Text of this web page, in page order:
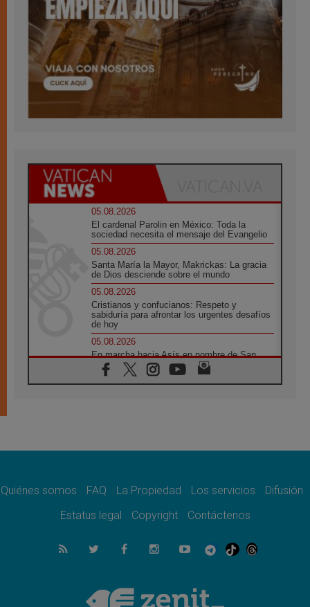
05.08.2026
El cardenal Parolin en México: Toda la
sociedad necesita el mensaje del Evangelio
05.08.2026
Santa María la Mayor, Makrickas: La gracia
de Dios desciende sobre el mundo
05.08.2026
Cristianos y confucianos: Respeto y
sabiduría para afrontar los urgentes desafíos
de hoy
05.08.2026
En marcha hacia Asís en nombre de San
Francisco, a la espera de León
05.08.2026
quienes bendicen la guerra
Ucrania: Ataque masivo en Kyiv durante la
05.08.2026
Colombo: "La visita del Papa a Argentina
05.08.2026
Quiénes somos FAQ La Propiedad Los servicios
Difusión
Estatus legal
Copyright Contáctenos